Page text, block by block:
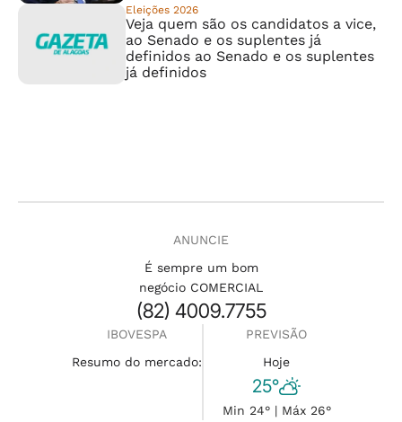
Eleições 2026
Veja quem são os candidatos a vice,
ao Senado e os suplentes já
definidos ao Senado e os suplentes
já definidos
ANUNCIE
É sempre um bom
negócio COMERCIAL
(82) 4009.7755
IBOVESPA
Resumo do mercado:
PREVISÃO
Hoje
25°
Min 24° | Máx 26°